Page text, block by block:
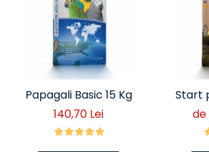
Papagali Basic 15 Kg
140,70 Lei
Start
de